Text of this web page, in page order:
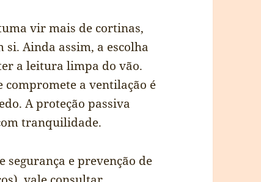
vir mais de cortinas,
Ainda assim, a escolha
a leitura limpa do vão.
compromete a ventilação é
A proteção passiva
tranquilidade.
segurança e prevenção de